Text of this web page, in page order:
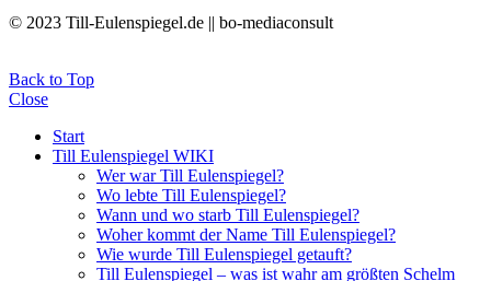
© 2023 Till-Eulenspiegel.de || bo-mediaconsult
Back to Top
Close
Start
Till Eulenspiegel WIKI
Wer war Till Eulenspiegel?
Wo lebte Till Eulenspiegel?
Wann und wo starb Till Eulenspiegel?
Woher kommt der Name Till Eulenspiegel?
Wie wurde Till Eulenspiegel getauft?
Till Eulenspiegel – was ist wahr am größten Schelm